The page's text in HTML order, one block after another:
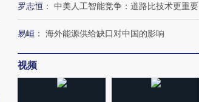
罗志恒 ： 中美人工智能竞争：道路比技术更重要
易峘 ： 海外能源供给缺口对中国的影响
视频